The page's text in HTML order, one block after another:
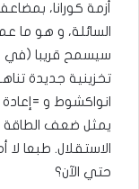
أزمة كورانا،
السائلة، و هو ما
سيسمح قريبا (في
يمثل ضعف الطاقة
الاستقلال. طبعا لا
حتي الآن؟